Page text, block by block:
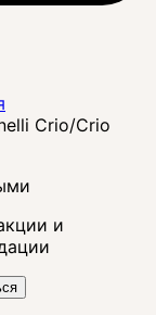
Crio/Crio
и